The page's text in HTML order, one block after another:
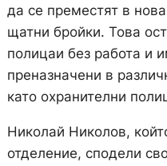
да се преместят в
щатни бройки. Това
полицаи без работа и
преназначени в
като охранителни
Николай Николов,
отделение, сподели